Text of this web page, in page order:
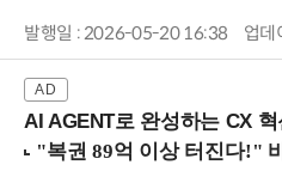
발행일 : 2026-05-20 16:38 업
AI AGENT로 완성하는 CX